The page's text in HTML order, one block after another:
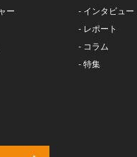
ー
- インタビュー
- レポート
- コラム
- 特集